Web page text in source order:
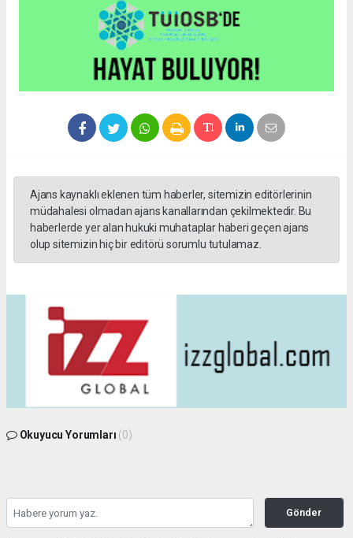
Ajans kaynaklı eklenen tüm haberler, sitemizin editörlerinin
müdahalesi olmadan ajans kanallarından çekilmektedir. Bu
haberlerde yer alan hukuki muhataplar haberi geçen ajans
olup sitemizin hiç bir editörü sorumlu tutulamaz.
Okuyucu Yorumları (0)
Gönder